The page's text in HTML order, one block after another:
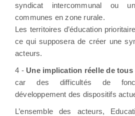
syndicat intercommunal ou
communes en zone rurale.
Les territoires d’éducation
ce qui supposera de créer une
acteurs.
4 - Une implication réelle de
car des
difficultés de
développement des dispositifs
L’ensemble des acteurs,